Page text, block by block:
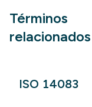
Términos
relacionados
ISO 14083